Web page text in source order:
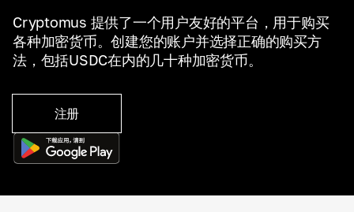
Cryptomus 提供了一个用户友好的平台，用于购买
各种加密货币。创建您的账户并选择正确的购买方
法，包括USDC在内的几十种加密货币。
注册